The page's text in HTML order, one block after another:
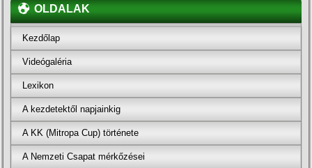
OLDALAK
Kezdőlap
Videógaléria
Lexikon
A kezdetektől napjainkig
A KK (Mitropa Cup) története
A Nemzeti Csapat mérkőzései